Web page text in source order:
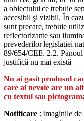
a obiectului ce trebuie
accesibil şi vizibil. În
sunt precare, trebuie
reflectorizante sau
prevederilor legislaţiei
89/654/CEE. 2.2.
justifică nu mai există
Nu ai gasit produsul
care ai nevoie are un
cu textul sau
Notificare : Imaginile de